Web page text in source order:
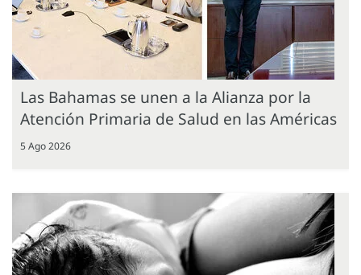
Las Bahamas se unen a la Alianza por la
Atención Primaria de Salud en las Américas
5 Ago 2026